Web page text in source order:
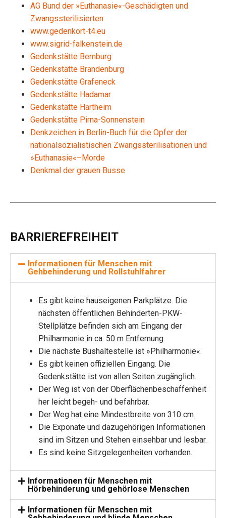
AG Bund der »Euthanasie«-Geschädigten und
Zwangssterilisierten
www.gedenkort-t4.eu
www.sigrid-falkenstein.de
Gedenkstätte Bernburg
Gedenkstätte Brandenburg
Gedenkstätte Grafeneck
Gedenkstätte Hadamar
Gedenkstätte Hartheim
Gedenkstätte Pirna-Sonnenstein
Denkzeichen in Berlin-Buch für die Opfer der
nationalsozialistischen Zwangssterilisationen und
»Euthanasie«–Morde
Denkmal der grauen Busse
BARRIEREFREIHEIT
Informationen für Menschen mit
Gehbehinderung und Rollstuhlfahrer
Es gibt keine hauseigenen Parkplätze. Die
nächsten öffentlichen Behinderten-PKW-
Stellplätze befinden sich am Eingang der
Philharmonie in ca. 50 m Entfernung.
Die nächste Bushaltestelle ist »Philharmonie«.
Es gibt keinen offiziellen Eingang. Die
Gedenkstätte ist von allen Seiten zugänglich.
Der Weg ist von der Oberflächenbeschaffenheit
her leicht begeh- und befahrbar.
Der Weg hat eine Mindestbreite von 310 cm.
Die Exponate und dazugehörigen Informationen
sind im Sitzen und Stehen einsehbar und lesbar.
Es sind keine Sitzgelegenheiten vorhanden.
Informationen für Menschen mit
Hörbehinderung und gehörlose Menschen
Informationen für Menschen mit